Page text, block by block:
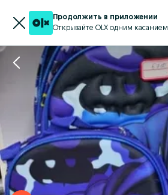
Продолжить в приложении
Открывайте OLX одним касанием